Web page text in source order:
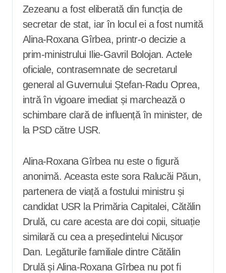
Zezeanu a fost eliberată din funcția de
secretar de stat, iar în locul ei a fost numită
Alina-Roxana Gîrbea, printr-o decizie a
prim-ministrului Ilie-Gavril Bolojan. Actele
oficiale, contrasemnate de secretarul
general al Guvernului Ștefan-Radu Oprea,
intră în vigoare imediat și marchează o
schimbare clară de influență în minister, de
la PSD către USR.
Alina-Roxana Gîrbea nu este o figură
anonimă. Aceasta este sora Ralucăi Păun,
partenera de viață a fostului ministru și
candidat USR la Primăria Capitalei, Cătălin
Drulă, cu care acesta are doi copii, situație
similară cu cea a președintelui Nicușor
Dan. Legăturile familiale dintre Cătălin
Drulă și Alina-Roxana Gîrbea nu pot fi